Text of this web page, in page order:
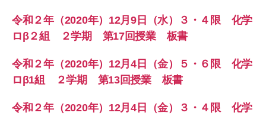
令和２年（2020年）12月9日（水）３・４限 化学
ロβ２組 ２学期 第17回授業 板書
令和２年（2020年）12月4日（金）５・６限 化学
ロβ1組 ２学期 第13回授業 板書
令和２年（2020年）12月4日（金）３・４限 化学